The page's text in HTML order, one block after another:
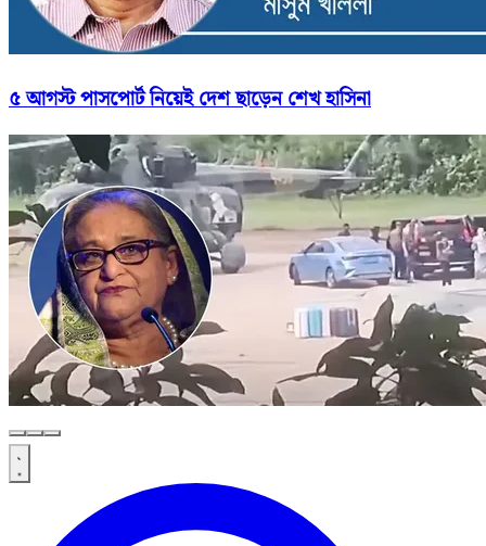
৫ আগস্ট পাসপোর্ট নিয়েই দেশ ছাড়েন শেখ হাসিনা